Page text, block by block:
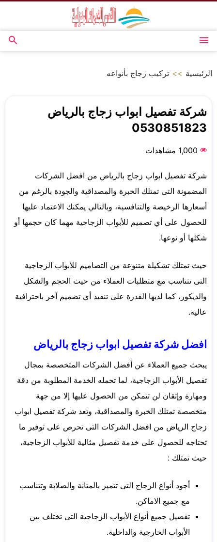
المحتوى
القائمة
بحث
الرئيسية >> تركيب زجاج بأنواعه
شركة تفصيل ابواب زجاج بالرياض
0530851823
1,000 مشاهدات
شركة تفصيل ابواب زجاج بالرياض من افضل الشركات
المضمونة التى تمتلك الخبرة والمصداقية والجودة بالرغم من
أسعارها الرخيصة والتنافسية، وبالتالي يمكنك الاعتماد عليها
للحصول على أي تصميم للأبواب الزجاجية مهما كان حجمها أو
شكلها أو نوعها.
حيث تمتلك تشكيلة متنوعة من التصاميم للأبواب الزجاجية
التى تتناسب مع متطلبات العملاء من حيث الحجم والشكل
والديكور، كما لديها القدرة على تنفيذ أي تصميم آخر باحترافية
عالية.
افضل شركة تفصيل ابواب زجاج بالرياض
يبحث جميع العملاء عن أفضل الشركات المتخصصة بمجال
تفصيل الأبواب الزجاجية، لما تحمله الخدمة المطلوبة من دقة
ومهارة وإتقان لن تتمكن من الحصول عليها إلا من جهة
متخصصة تمتلك الخبرة والمصداقية، وتعد شركة تفصيل ابواب
زجاج الرياض من افضل الشركات التى تحرص على توفير ما
تحتاجه للحصول على خدمة تفصيل مثالية للأبواب الزجاجية،
حيث تمتلك :
أجود أنواع الزجاج التى تتميز بالمتانة والصلابة وتتناسب
مع جميع الاماكن.
تفصيل جميع أنواع الأبواب الزجاجية التى تختلف بين
الأبواب الخارجية والداخلية.